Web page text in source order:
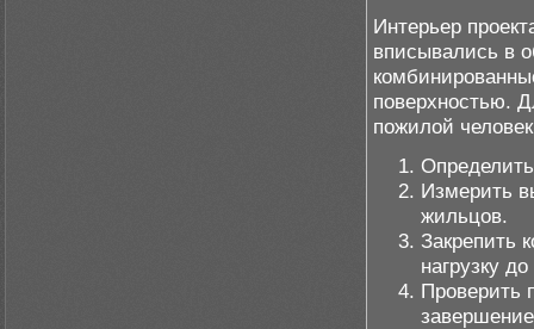
Интерьер
вписывались в
поверхностью.
пожилой
Измерить
жильцов.
Закрепить
нагрузку до
Проверить